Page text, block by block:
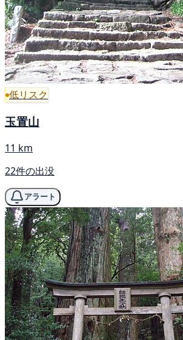
低リスク
玉置山
11 km
22件の出没
アラート